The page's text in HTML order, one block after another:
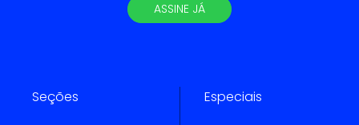
ASSINE JÁ
Seções Especiais